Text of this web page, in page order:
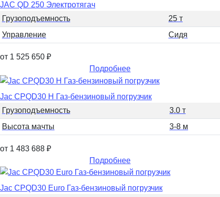
JAC QD 250 Электротягач
Грузоподъемность
25 т
Управление
Сидя
от 1 525 650 ₽
Подробнее
Jac CPQD30 H Газ-бензиновый погрузчик
Грузоподъемность
3.0 т
Высота мачты
3-8 м
от 1 483 688 ₽
Подробнее
Jac CPQD30 Euro Газ-бензиновый погрузчик